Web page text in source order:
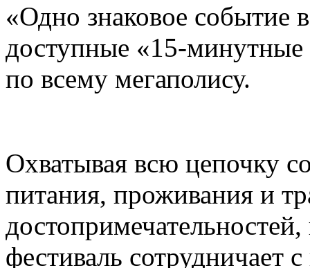
«Одно знаковое событие
доступные «15-минутные
по всему мегаполису.
Охватывая всю цепочку
питания, проживания и
фестиваль сотрудничает